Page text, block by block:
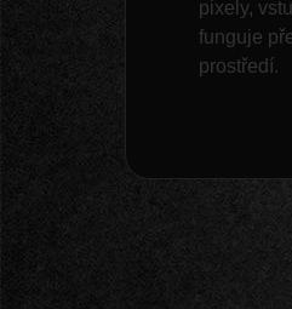
pixely,
funguje
prostředí.